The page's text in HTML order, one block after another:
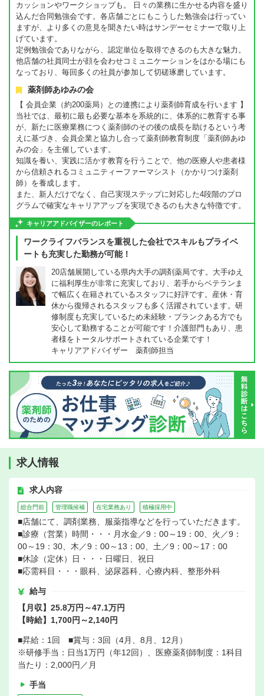
カッションやワークショップも。 日々の業務に生かせる内容を盛り
込んだ合同勉強会です。各店舗ごとにもこうした勉強会は行ってい
ますが、より多くの意見を聞きたい時はサンデーセミナーで取り上
げています。
定例勉強会でありながら、認定単位を取得できるのも大きな魅力。
他店舗の社員同士が顔を会わせコミュニケーションをはかる場にも
なっており、毎回多くの社員が参加して切磋琢磨しています。
薬剤師あゆみの会
【 会員企業（約200薬局）との連携により薬剤師育成を行います 】
当社では、最初に最も必要な基本を系統的に、体系的に教育する事
が、新たに医療業務につく薬剤師のその後の成長を助けるという考
えに基づき、会員企業と協力し合って薬剤師教育制度「薬剤師あゆ
みの会」を主催しています。
知識を養い、実践に活かす教育を行うことで、他の医療人や患者様
から信頼されるコミュニティーファーマシスト（かかりつけ薬剤
師）を養成します。
また、新人だけでなく、自己実現ステップに対応した4段階のプロ
グラムで確実なキャリアアップを実現できるのも大きな特徴です。
キャリアアドバイザーのレポート
ワークライフバランスを重視した会社でスキルもプライベ
ートも充実した勤務が可能！
20店舗展開している県内大手の調剤薬局です。大手ゆえ
に福利厚生が非常に充実しており、若手からベテランま
で幅広く在籍されているスタッフに好評です。産休・育
休から復帰されるスタッフも多く活躍されています。研
修制度も充実しているため未経験・ブランクある方でも
安心して勤務することが可能です！介護部門もあり、患
者様をトータルサポートされている企業です！
キャリアアドバイザー 薬剤師担当
求人情報
求人内容
総合門前 管理職候補 在宅業務あり 積極採用中
■店舗にて、調剤業務、服薬指導などを行っていただきます。
■診療（営業）時間・・・月水金／9：00～19：00、火／9：
00～19：30、木／9：00～13：00、土／9：00～17：00
■休診（定休）日・・・日曜日、祝日
■応需科目・・・眼科、泌尿器科、心療内科、整形外科
給与
【月収】25.8万円～47.1万円
【時給】1,700円～2,140円
■昇給：1回 ■賞与：3回（4月、8月、12月）
※研修手当：日当1万円（年12回）、医療薬剤師制度：1科目
当たり：2,000円／月
手当